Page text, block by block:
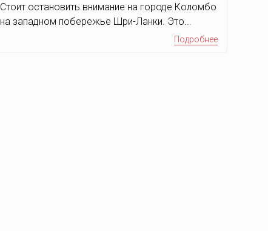
Стоит остановить внимание на городе Коломбо
на западном побережье Шри-Ланки. Это...
Подробнее